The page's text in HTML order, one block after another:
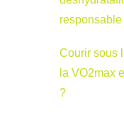
responsable
Courir sous
la VO2max
?